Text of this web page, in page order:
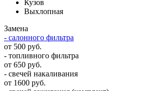
Кузов
Выхлопная
Замена
- салонного фильтра
от 500 руб.
- топливного фильтра
от 650 руб.
- свечей накаливания
от 1600 руб.